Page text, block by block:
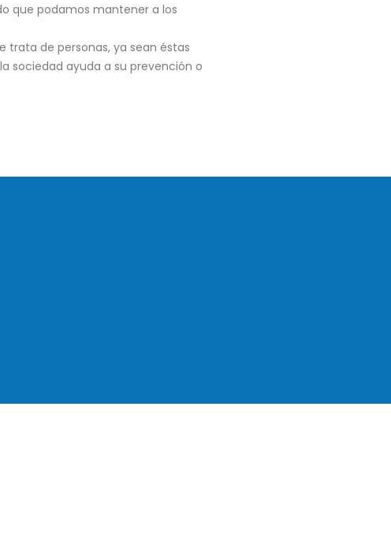
que podamos mantener a los
trata de personas, ya sean éstas
sociedad ayuda a su prevención o